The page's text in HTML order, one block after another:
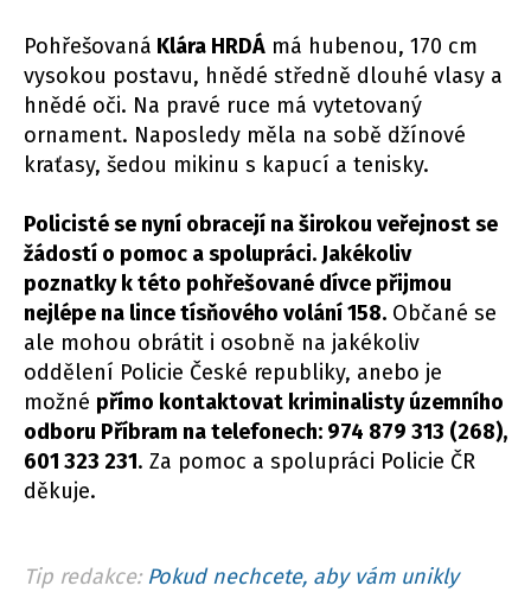
Pohřešovaná Klára HRDÁ má hubenou, 170 cm
vysokou postavu, hnědé středně dlouhé vlasy a
hnědé oči. Na pravé ruce má vytetovaný
ornament. Naposledy měla na sobě džínové
kraťasy, šedou mikinu s kapucí a tenisky.
Policisté se nyní obracejí na širokou veřejnost se
žádostí o pomoc a spolupráci. Jakékoliv
poznatky k této pohřešované dívce přijmou
nejlépe na lince tísňového volání 158. Občané se
ale mohou obrátit i osobně na jakékoliv
oddělení Policie České republiky, anebo je
možné přímo kontaktovat kriminalisty územního
odboru Příbram na telefonech: 974 879 313 (268),
601 323 231. Za pomoc a spolupráci Policie ČR
děkuje.
Tip redakce: Pokud nechcete, aby vám unikly